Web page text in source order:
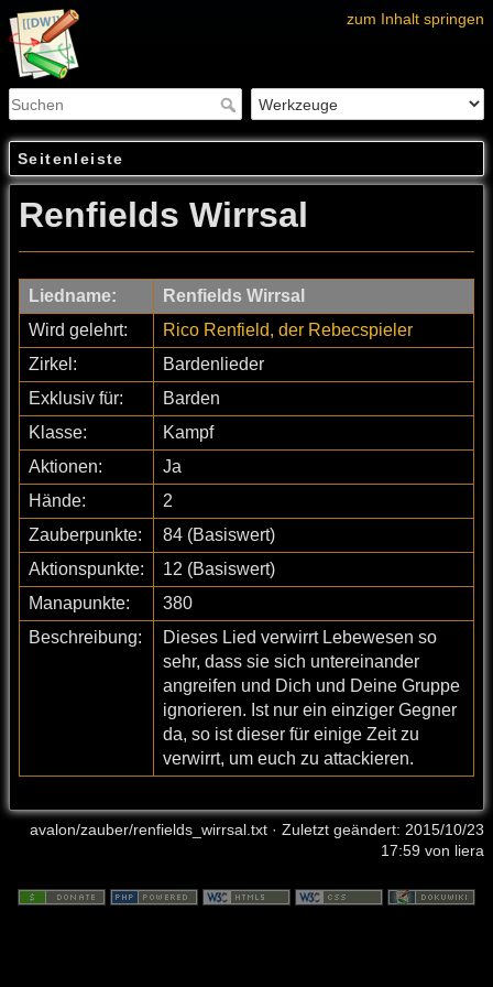
zum Inhalt springen
Seitenleiste
Renfields Wirrsal
Liedname:
Renfields Wirrsal
Wird gelehrt:
Rico Renfield, der Rebecspieler
Zirkel:
Bardenlieder
Exklusiv für:
Barden
Klasse:
Kampf
Aktionen:
Ja
Hände:
2
Zauberpunkte:
84 (Basiswert)
Aktionspunkte:
12 (Basiswert)
Manapunkte:
380
Beschreibung:
Dieses Lied verwirrt Lebewesen so
sehr, dass sie sich untereinander
angreifen und Dich und Deine Gruppe
ignorieren. Ist nur ein einziger Gegner
da, so ist dieser für einige Zeit zu
verwirrt, um euch zu attackieren.
avalon/zauber/renfields_wirrsal.txt · Zuletzt geändert: 2015/10/23
17:59 von liera